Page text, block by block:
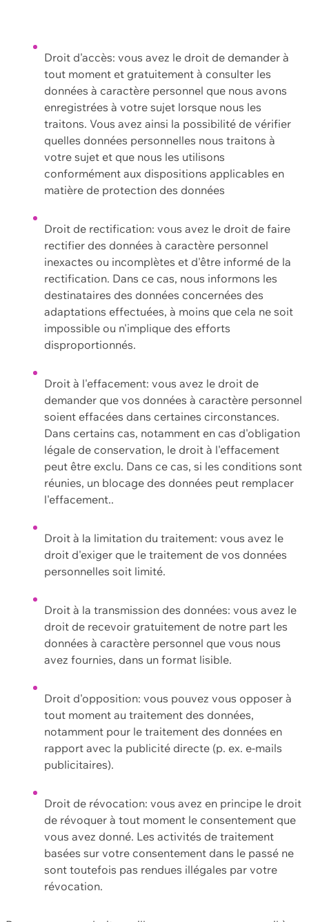
Droit d'accès: vous avez le droit de demander à
tout moment et gratuitement à consulter les
données à caractère personnel que nous avons
enregistrées à votre sujet lorsque nous les
traitons. Vous avez ainsi la possibilité de vérifier
quelles données personnelles nous traitons à
votre sujet et que nous les utilisons
conformément aux dispositions applicables en
matière de protection des données
Droit de rectification: vous avez le droit de faire
rectifier des données à caractère personnel
inexactes ou incomplètes et d'être informé de la
rectification. Dans ce cas, nous informons les
destinataires des données concernées des
adaptations effectuées, à moins que cela ne soit
impossible ou n'implique des efforts
disproportionnés.
Droit à l'effacement: vous avez le droit de
demander que vos données à caractère personnel
soient effacées dans certaines circonstances.
Dans certains cas, notamment en cas d'obligation
légale de conservation, le droit à l'effacement
peut être exclu. Dans ce cas, si les conditions sont
réunies, un blocage des données peut remplacer
l'effacement..
Droit à la limitation du traitement: vous avez le
droit d'exiger que le traitement de vos données
personnelles soit limité.
Droit à la transmission des données: vous avez le
droit de recevoir gratuitement de notre part les
données à caractère personnel que vous nous
avez fournies, dans un format lisible.
Droit d'opposition: vous pouvez vous opposer à
tout moment au traitement des données,
notamment pour le traitement des données en
rapport avec la publicité directe (p. ex. e-mails
publicitaires).
Droit de révocation: vous avez en principe le droit
de révoquer à tout moment le consentement que
vous avez donné. Les activités de traitement
basées sur votre consentement dans le passé ne
sont toutefois pas rendues illégales par votre
révocation.